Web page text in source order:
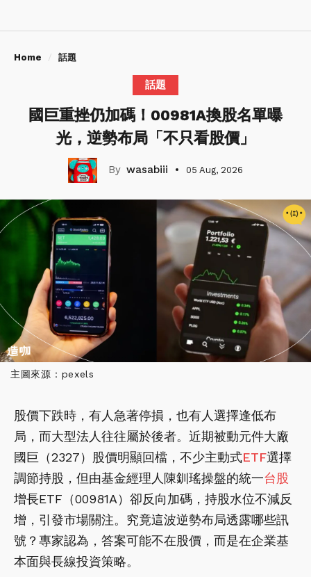
Home 話題
話題
國巨重挫仍加碼！00981A換股名單曝
光，逆勢布局「不只看股價」
wasabiii 05 Aug, 2026
主圖來源：pexels
股價下跌時，有人急著停損，也有人選擇逢低布
局，而大型法人往往屬於後者。近期被動元件大廠
國巨（2327）股價明顯回檔，不少主動式ETF選擇
調節持股，但由基金經理人陳釧瑤操盤的統一台股
增長ETF（00981A）卻反向加碼，持股水位不減反
增，引發市場關注。究竟這波逆勢布局透露哪些訊
號？專家認為，答案可能不在股價，而是在企業基
本面與長線投資策略。